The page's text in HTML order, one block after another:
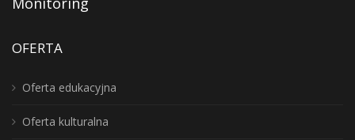
OFERTA
Oferta edukacyjna
Oferta kulturalna